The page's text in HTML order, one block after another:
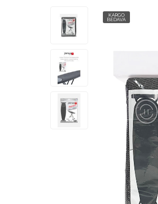
KARGO
BEDAVA